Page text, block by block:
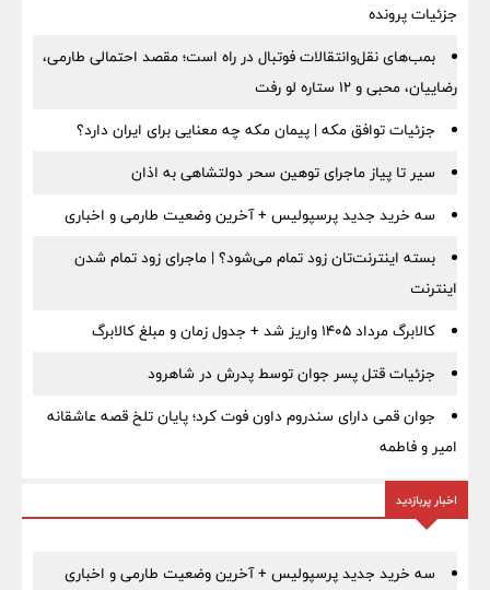
جزئیات پرونده
بمب‌های نقل‌وانتقالات فوتبال در راه است؛ مقصد احتمالی طارمی،
رضاییان، محبی و ۱۲ ستاره لو رفت
جزئیات توافق مکه | پیمان مکه چه معنایی برای ایران دارد؟
سیر تا پیاز ماجرای توهین سحر دولتشاهی به اذان
سه خرید جدید پرسپولیس + آخرین وضعیت طارمی و اخباری
بسته اینترنت‌تان زود تمام می‌شود؟ | ماجرای زود تمام شدن
اینترنت
کالابرگ مرداد ۱۴۰۵ واریز شد + جدول زمان و مبلغ کالابرگ
جزئیات قتل پسر جوان توسط پدرش در شاهرود
جوان قمی دارای سندروم داون فوت کرد؛ پایان تلخ قصه عاشقانه
امیر و فاطمه
اخبار پربازدید
سه خرید جدید پرسپولیس + آخرین وضعیت طارمی و اخباری